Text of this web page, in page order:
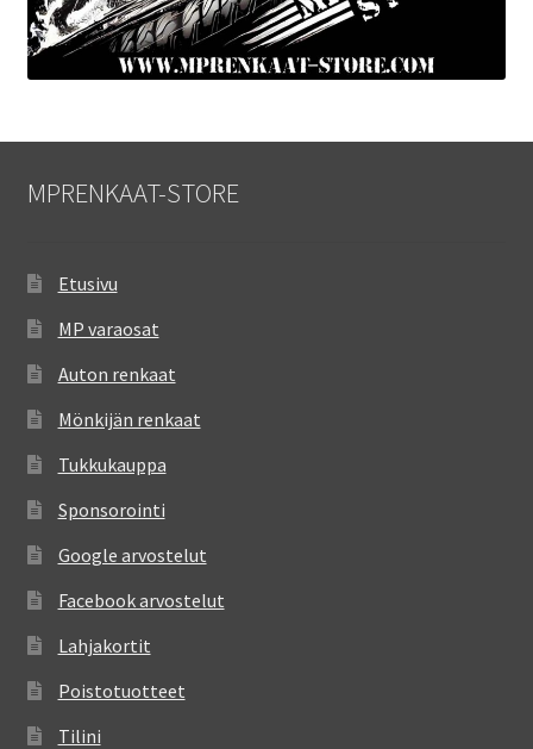
MPRENKAAT-STORE
Etusivu
MP varaosat
Auton renkaat
Mönkijän renkaat
Tukkukauppa
Sponsorointi
Google arvostelut
Facebook arvostelut
Lahjakortit
Poistotuotteet
Tilini